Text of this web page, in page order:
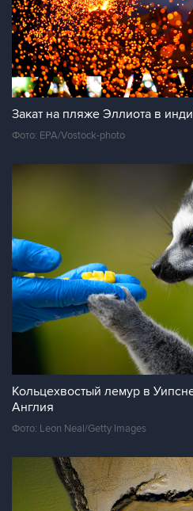
Закат на пляже Эллиота в
Фото: EPA/Vostock-photo
Кольцехвостый лемур в
Англия
Фото: Leon Neal/Getty Images